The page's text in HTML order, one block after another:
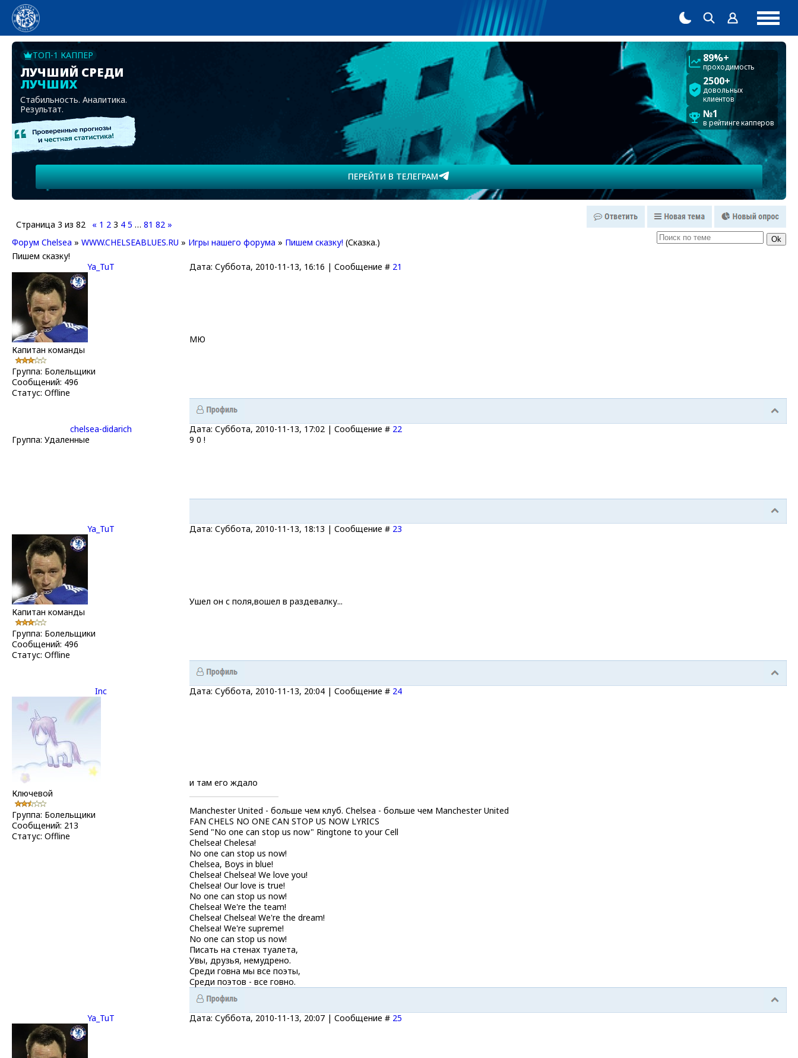
ТОП-1 КАППЕР
ЛУЧШИЙ СРЕДИ
ЛУЧШИХ
Стабильность. Аналитика.
Результат.
89%+
проходимость
2500+
довольных
клиентов
№1
в рейтинге капперов
ПЕРЕЙТИ В ТЕЛЕГРАМ
Страница 3 из 82 « 1 2 3 4 5 … 81 82 »
Форум Chelsea » WWW.CHELSEABLUES.RU » Игры нашего форума » Пишем сказку! (Сказка.)
Пишем сказку!
Ya_TuT
Дата: Суббота, 2010-11-13, 16:16 | Сообщение # 21
Капитан команды
Группа: Болельщики
Сообщений: 496
Статус: Offline
МЮ
chelsea-didarich Дата: Суббота, 2010-11-13, 17:02 | Сообщение # 22
Группа: Удаленные
9 0 !
Ya_TuT Дата: Суббота, 2010-11-13, 18:13 | Сообщение # 23
Капитан команды
Группа: Болельщики
Сообщений: 496
Статус: Offline
Ушел он с поля,вошел в раздевалку...
Inc Дата: Суббота, 2010-11-13, 20:04 | Сообщение # 24
Ключевой
Группа: Болельщики
Сообщений: 213
Статус: Offline
и там его ждало
Manchester United - больше чем клуб. Chelsea - больше чем Manchester United
FAN CHELS NO ONE CAN STOP US NOW LYRICS
Send "No one can stop us now" Ringtone to your Cell
Chelsea! Chelesa!
No one can stop us now!
Chelsea, Boys in blue!
Chelsea! Chelsea! We love you!
Chelsea! Our love is true!
No one can stop us now!
Chelsea! We're the team!
Chelsea! Chelsea! We're the dream!
Chelsea! We're supreme!
No one can stop us now!
Писать на стенах туалета,
Увы, друзья, немудрено.
Среди говна мы все поэты,
Среди поэтов - все говно.
Ya_TuT Дата: Суббота, 2010-11-13, 20:07 | Сообщение # 25